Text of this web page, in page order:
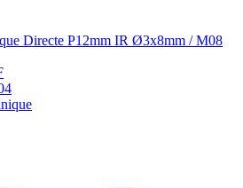
Directe P12mm IR Ø3x8mm / M08